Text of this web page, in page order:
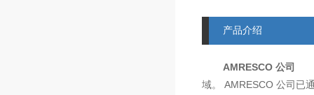
产品介绍
AMRESCO 公司
域。 AMRESCO 公司已